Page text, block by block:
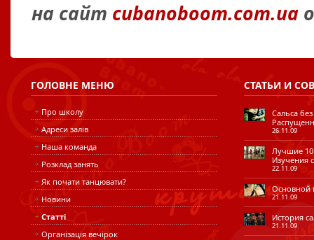
на сайт cubanoboom.com.ua
ГОЛОВНЕ МЕНЮ
Про школу
Адреси залів
Наша команда
Розклад занять
Як почати танцювати?
Новини
Статті
Організація вечірок
СТАТЬИИ
Сальса
26.11.09
Лучшие 10
Изучения
22.11.09
Основной
21.11.09
История
21.11.09